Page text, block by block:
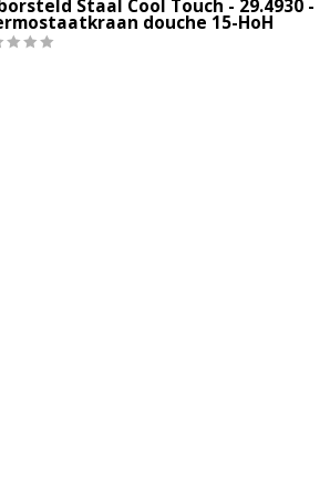
Staal Cool Touch - 29.4930 -
douche 15-HoH